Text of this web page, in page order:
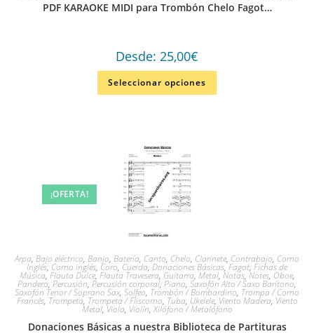
PDF KARAOKE MIDI para Trombón Chelo Fagot…
Desde: 25,00€
Seleccionar opciones
¡OFERTA!
Arpa, Bajo eléctrico, Banjo, Batería, Canto, Chelo, Clarinete, Contrabajo, Corno
Inglés, Corno inglés, Coro, Cuerda, Donaciones Básicas,Fagot, Fichas de
Música,Flauta Dulce, Flauta Travesera, Guitarra, Metal, Notas, Notes, Oboe,
Pandero, Percusión, Percusión corporal, Piano, Saxofón Alto / Saxo Barítono,
Saxofón Tenor / Soprano Sax, Solfeo, Trombón / Bombardino, Trompa / Corno
Francés, Trompeta, Trompeta / Fliscorno, Tuba, Ukelele, Viento Madera, Viento
Metal, Viola, Violín,Xilófono / Metalófono
Donaciones Básicas a nuestra Biblioteca de Partituras